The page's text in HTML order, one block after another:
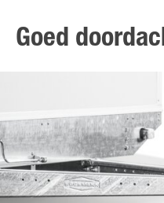
Goed